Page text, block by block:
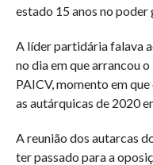
estado 15 anos no poder
A líder partidária falava
no dia em que arrancou
PAICV, momento em
as autárquicas de 2020
A reunião dos autarcas
ter passado para a